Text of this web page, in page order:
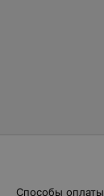
Способы оплаты